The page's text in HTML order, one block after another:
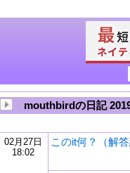
mouthbirdの日記
02月27日
18:02
このit何？（解